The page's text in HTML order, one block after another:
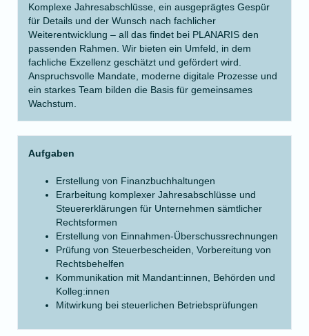
Komplexe Jahresabschlüsse, ein ausgeprägtes Gespür
für Details und der Wunsch nach fachlicher
Weiterentwicklung – all das findet bei PLANARIS den
passenden Rahmen. Wir bieten ein Umfeld, in dem
fachliche Exzellenz geschätzt und gefördert wird.
Anspruchsvolle Mandate, moderne digitale Prozesse und
ein starkes Team bilden die Basis für gemeinsames
Wachstum.
Aufgaben
Erstellung von Finanzbuchhaltungen
Erarbeitung komplexer Jahresabschlüsse und
Steuererklärungen für Unternehmen sämtlicher
Rechtsformen
Erstellung von Einnahmen-Überschussrechnungen
Prüfung von Steuerbescheiden, Vorbereitung von
Rechtsbehelfen
Kommunikation mit Mandant:innen, Behörden und
Kolleg:innen
Mitwirkung bei steuerlichen Betriebsprüfungen